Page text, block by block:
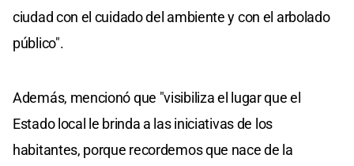
ciudad con el cuidado del ambiente y con el arbolado
público".
Además, mencionó que "visibiliza el lugar que el
Estado local le brinda a las iniciativas de los
habitantes, porque recordemos que nace de la